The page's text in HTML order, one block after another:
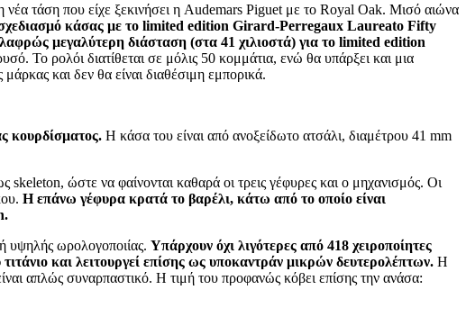
τάση που είχε ξεκινήσει η Audemars Piguet με το Royal Oak. Μισό αιώνα
κάσας με το limited edition Girard-Perregaux Laureato Fifty
μεγαλύτερη διάσταση (στα 41 χιλιοστά) για το limited edition
Το ρολόι διατίθεται σε μόλις 50 κομμάτια, ενώ θα υπάρξει και μια
και δεν θα είναι διαθέσιμη εμπορικά.
κουρδίσματος. Η κάσα του είναι από ανοξείδωτο ατσάλι, διαμέτρου 41 mm
ώστε να φαίνονται καθαρά οι τρεις γέφυρες και ο μηχανισμός. Οι
Η επάνω γέφυρα κρατά το βαρέλι, κάτω από το οποίο είναι
υψηλής ωρολογοποιίας. Υπάρχουν όχι λιγότερες από 418 χειροποίητες
και λειτουργεί επίσης ως υποκαντράν μικρών δευτερολέπτων. Η
απλώς συναρπαστικό. Η τιμή του προφανώς κόβει επίσης την ανάσα: